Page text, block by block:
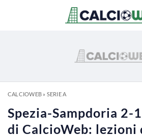
CALCIOWEB» SERIE A
Spezia-Sampdoria 2-
di CalcioWeb: lezioni